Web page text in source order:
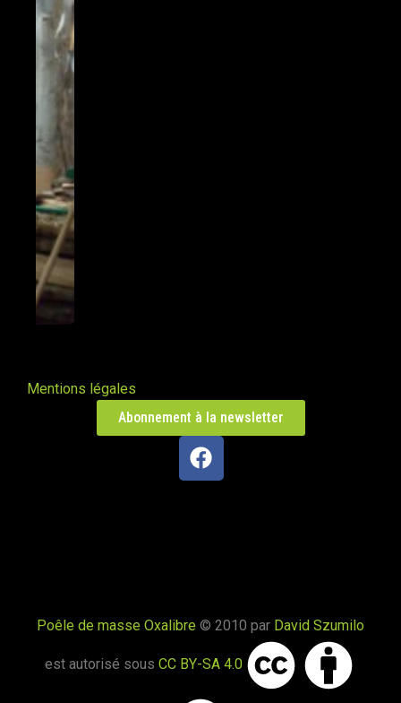
Mentions légales
Abonnement à la newsletter
Poêle de masse Oxalibre © 2010 par David Szumilo
est autorisé sous CC BY-SA 4.0